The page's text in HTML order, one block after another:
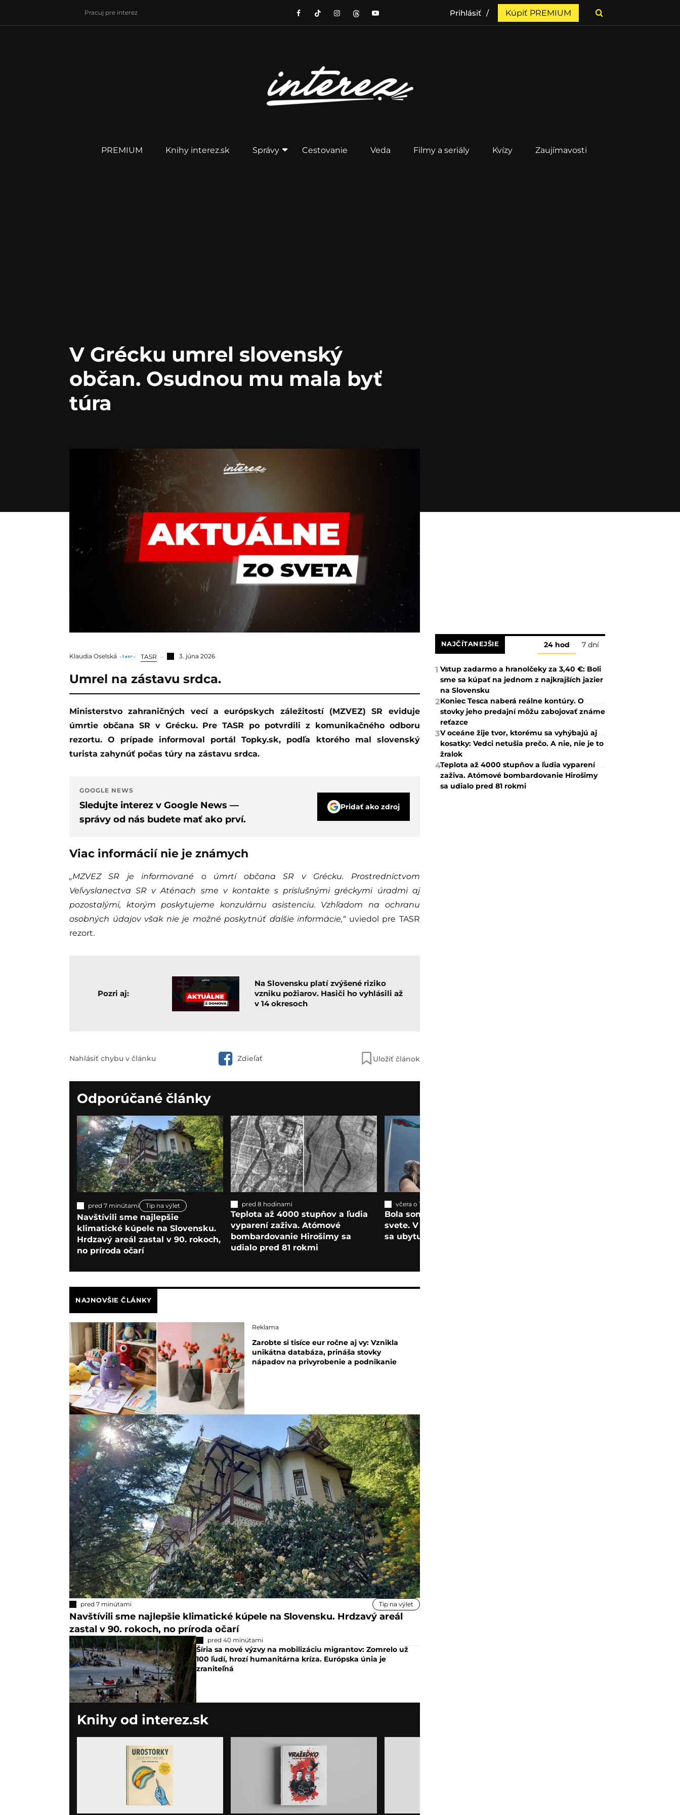
Pracuj pre interez Prihlásiť Kúpiť PREMIUM
PREMIUM Knihy interez.sk Správy Cestovanie Veda Filmy a seriály Kvízy Zaujímavosti
V Grécku umrel slovenský
občan. Osudnou mu mala byť
túra
Klaudia Oselská TASR 3. júna 2026
Umrel na zástavu srdca.
Ministerstvo zahraničných vecí a európskych záležitostí (MZVEZ) SR eviduje
úmrtie občana SR v Grécku. Pre TASR po potvrdili z komunikačného odboru
rezortu. O prípade informoval portál Topky.sk, podľa ktorého mal slovenský
turista zahynúť počas túry na zástavu srdca.
GOOGLE NEWS
Sledujte interez v Google News —
správy od nás budete mať ako prví.
Pridať ako zdroj
Viac informácií nie je známych
„MZVEZ SR je informované o úmrtí občana SR v Grécku. Prostredníctvom
Veľvyslanectva SR v Aténach sme v kontakte s príslušnými gréckymi úradmi aj
pozostalými, ktorým poskytujeme konzulárnu asistenciu. Vzhľadom na ochranu
osobných údajov však nie je možné poskytnúť ďalšie informácie,“uviedol pre TASR
rezort.
Pozri aj:
Na Slovensku platí zvýšené riziko
vzniku požiarov. Hasiči ho vyhlásili až
v 14 okresoch
Nahlásiť chybu v článku Zdieľať Uložiť článok
Odporúčané články
pred 7 minútami Tip na výlet
Navštívili sme najlepšie
klimatické kúpele na Slovensku.
Hrdzavý areál zastal v 90. rokoch,
no príroda očarí
pred 8 hodinami
Teplota až 4000 stupňov a ľudia
vyparení zaživa. Atómové
bombardovanie Hirošimy sa
udialo pred 81 rokmi
včera o 19:50
Bola som pri najväčšej vlajke na
svete. V neprebádanej destinácii
sa ubytujete za 3 eurá
NAJNOVŠIE ČLÁNKY
Reklama
Zarobte si tisíce eur ročne aj vy: Vznikla
unikátna databáza, prináša stovky
nápadov na privyrobenie a podnikanie
pred 7 minútami Tip na výlet
Navštívili sme najlepšie klimatické kúpele na Slovensku. Hrdzavý areál
zastal v 90. rokoch, no príroda očarí
pred 40 minútami
Šíria sa nové výzvy na mobilizáciu migrantov: Zomrelo už
100 ľudí, hrozí humanitárna kríza. Európska únia je
zraniteľná
Knihy od interez.sk
NAJČÍTANEJŠIE 24 hod 7 dní
1 Vstup zadarmo a hranolčeky za 3,40 €: Boli
sme sa kúpať na jednom z najkrajších jazier
na Slovensku
2Koniec Tesca naberá reálne kontúry. O
stovky jeho predajní môžu zabojovať známe
reťazce
3V oceáne žije tvor, ktorému sa vyhýbajú aj
kosatky: Vedci netušia prečo. A nie, nie je to
žralok
4Teplota až 4000 stupňov a ľudia vyparení
zaživa. Atómové bombardovanie Hirošimy
sa udialo pred 81 rokmi